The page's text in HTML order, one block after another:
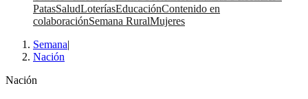
PatasSaludLoteríasEducaciónContenido en
colaboraciónSemana RuralMujeres
Semana|
Nación
Nación